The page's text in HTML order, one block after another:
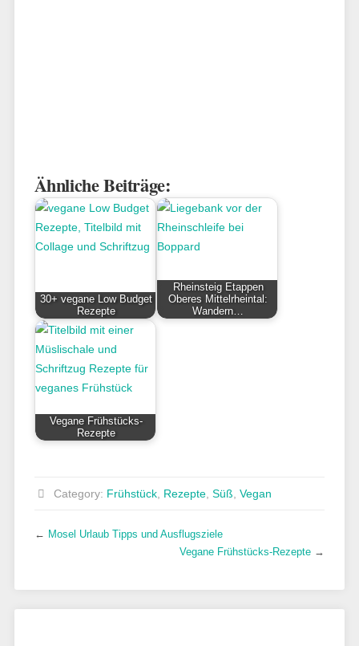
Ähnliche Beiträge:
30+ vegane Low Budget
Rezepte
Rheinsteig Etappen
Oberes Mittelrheintal:
Wandern…
Vegane Frühstücks-
Rezepte
Category: Frühstück, Rezepte, Süß Vegan
← Mosel Urlaub Tipps und Ausflugsziele
Vegane Frühstücks-Rezepte →